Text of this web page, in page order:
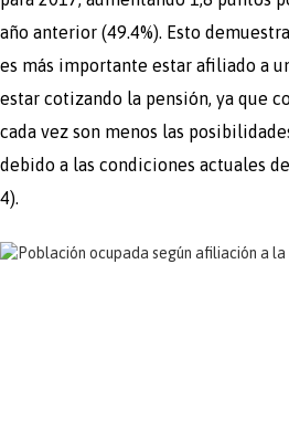
año anterior (49.4%). Esto
es más importante estar afiliado a
estar cotizando la pensión, ya que
cada vez son menos las
debido a las condiciones actuales
4).